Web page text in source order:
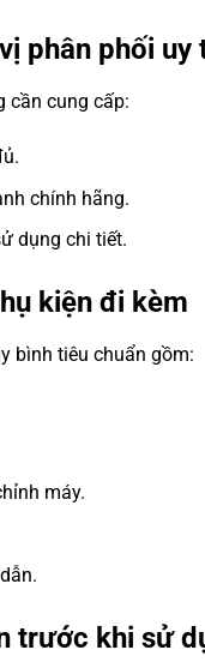
phân phối uy
cần cung cấp:
chính hãng.
dụng chi tiết.
kiện đi kèm
bình tiêu chuẩn gồm:
máy.
trước khi sử